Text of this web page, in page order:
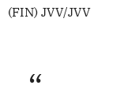
(FIN) JVV/JVV